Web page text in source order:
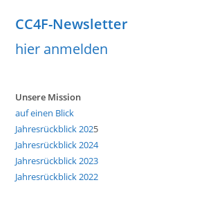
CC4F-Newsletter
hier anmelden
Unsere Mission
auf einen Blick
Jahresrückblick 2025
Jahresrückblick 2024
Jahresrückblick 2023
Jahresrückblick 2022